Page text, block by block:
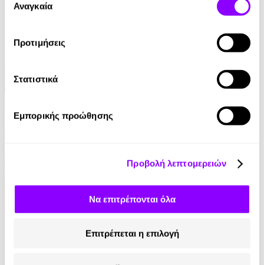
των υπηρεσιών τους.
συγκατάθεσης
Αναγκαία
Προτιμήσεις
Στατιστικά
Εμπορικής προώθησης
Προβολή λεπτομερειών
Να επιτρέπονται όλα
Επιτρέπεται η επιλογή
Ο Τελευταίος των Μοϊκανών